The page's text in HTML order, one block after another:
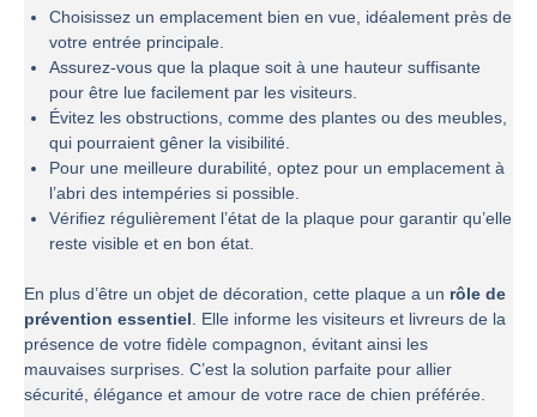
Choisissez un emplacement bien en vue, idéalement près de
votre entrée principale.
Assurez-vous que la plaque soit à une hauteur suffisante
pour être lue facilement par les visiteurs.
Évitez les obstructions, comme des plantes ou des meubles,
qui pourraient gêner la visibilité.
Pour une meilleure durabilité, optez pour un emplacement à
l’abri des intempéries si possible.
Vérifiez régulièrement l’état de la plaque pour garantir qu’elle
reste visible et en bon état.
En plus d’être un objet de décoration, cette plaque a un rôle de
prévention essentiel. Elle informe les visiteurs et livreurs de la
présence de votre fidèle compagnon, évitant ainsi les
mauvaises surprises. C’est la solution parfaite pour allier
sécurité, élégance et amour de votre race de chien préférée.